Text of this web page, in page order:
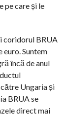
pe care și le
coridorul BRUA
Suntem
încă de anul
Ungaria și
BRUA se
direct mai